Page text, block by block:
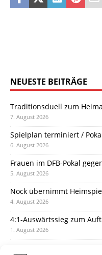
NEUESTE BEITRÄGE
Traditionsduell zum
7. August 2026
Spielplan terminiert /
6. August 2026
Frauen im DFB-Pokal
5. August 2026
Nock übernimmt
4. August 2026
4:1-Auswärtssieg zum
1. August 2026